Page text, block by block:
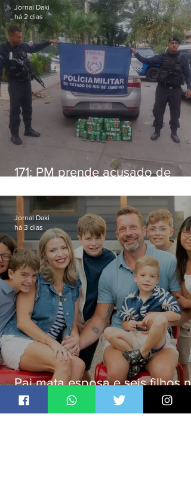
171: PM prende acusado de
Niterói
Jornal Daki
há 2 dias
Pai mata esposa e seis filhos
EUA e não terá funeral
Jornal Daki
há 3 dias